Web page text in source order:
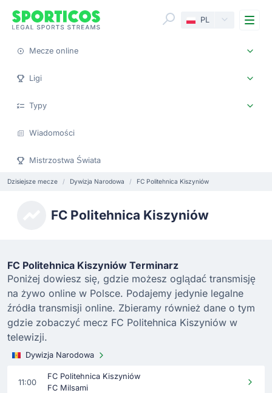
PL
Mecze online
Ligi
Typy
Wiadomości
Mistrzostwa Świata
Dzisiejsze mecze Dywizja Narodowa FC Politehnica Kiszyniów
FC Politehnica Kiszyniów
FC Politehnica Kiszyniów Terminarz
Poniżej dowiesz się, gdzie możesz oglądać transmisję
na żywo online w Polsce. Podajemy jedynie legalne
źródła transmisji online. Zbieramy również dane o tym
gdzie zobaczyć mecz FC Politehnica Kiszyniów w
telewizji.
Dywizja Narodowa
11:00
FC Politehnica Kiszyniów
FC Milsami